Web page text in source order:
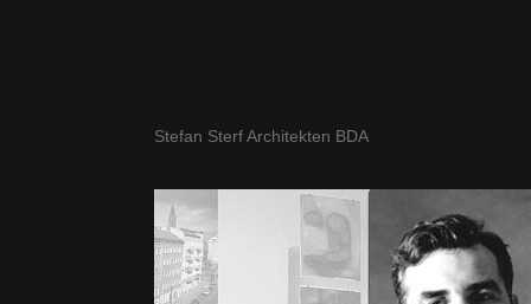
Stefan Sterf Architekten BDA